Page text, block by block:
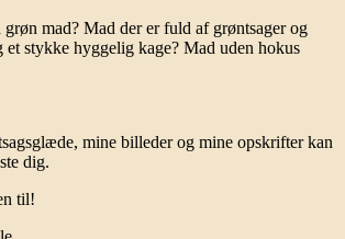
mad? Mad der er fuld af grøntsager og
et stykke hyggelig kage? Mad uden hokus
mine billeder og mine opskrifter kan
dig.
til!